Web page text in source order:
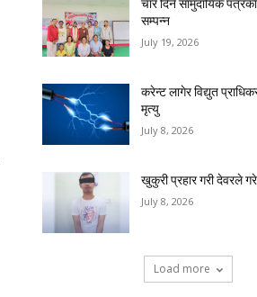
चार दिने सामुदायिक
सम्पन्न
July 19, 2026
करेन्ट लागेर विद्युत
मृत्यु
July 8, 2026
खुकुरी प्रहार गरी देवरले
July 8, 2026
Load more